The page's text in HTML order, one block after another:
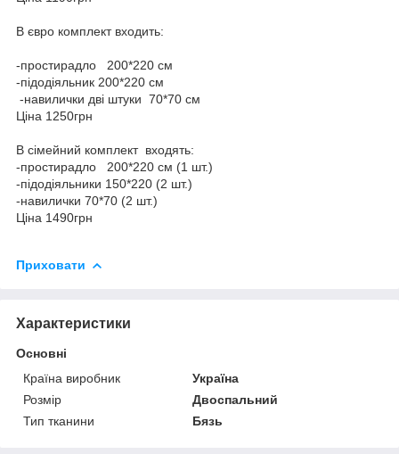
В євро комплект входить:
-простирадло 200*220 см
-підодіяльник 200*220 см
-навилички дві штуки 70*70 см
Ціна 1250грн
В сімейний комплект входять:
-простирадло 200*220 см (1 шт.)
-підодіяльники 150*220 (2 шт.)
-навилички 70*70 (2 шт.)
Ціна 1490грн
Приховати
Характеристики
Основні
Країна виробник
Україна
Розмір
Двоспальний
Тип тканини
Бязь